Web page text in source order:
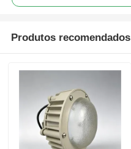
Produtos recomendados